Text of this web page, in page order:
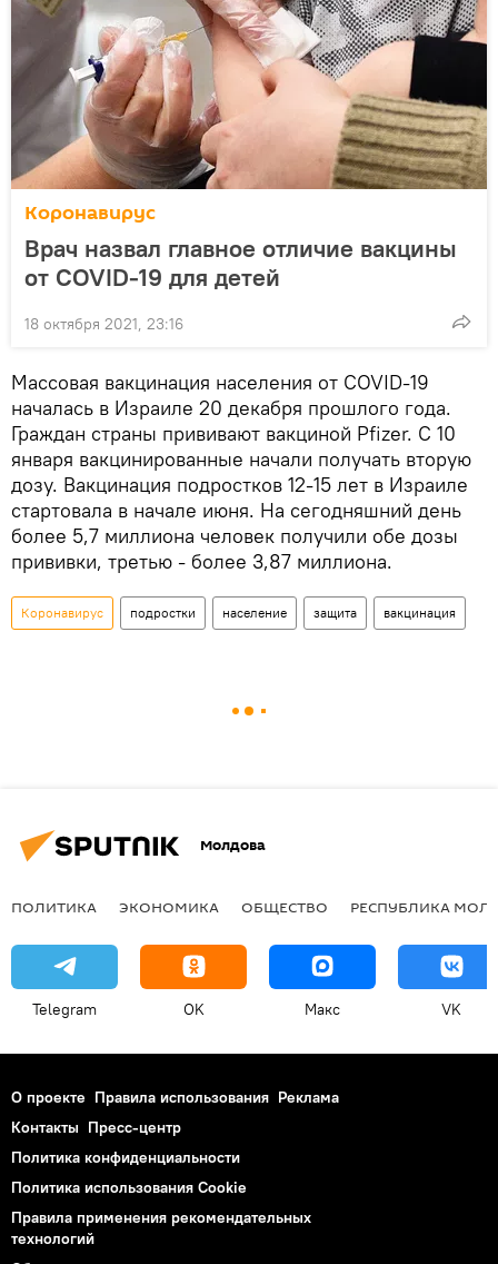
Коронавирус
Врач назвал главное отличие вакцины
от COVID-19 для детей
18 октября 2021, 23:16
Массовая вакцинация населения от COVID-19
началась в Израиле 20 декабря прошлого года.
Граждан страны прививают вакциной Pfizer. С 10
января вакцинированные начали получать вторую
дозу. Вакцинация подростков 12-15 лет в Израиле
стартовала в начале июня. На сегодняшний день
более 5,7 миллиона человек получили обе дозы
прививки, третью - более 3,87 миллиона.
Коронавирус подростки население защита вакцинация
Молдова
ПОЛИТИКА ЭКОНОМИКА ОБЩЕСТВО РЕСПУБЛИКА
Telegram OK Макс VK
О проекте Правила использования Реклама
Контакты Пресс-центр
Политика конфиденциальности
Политика использования Cookie
Правила применения рекомендательных
технологий